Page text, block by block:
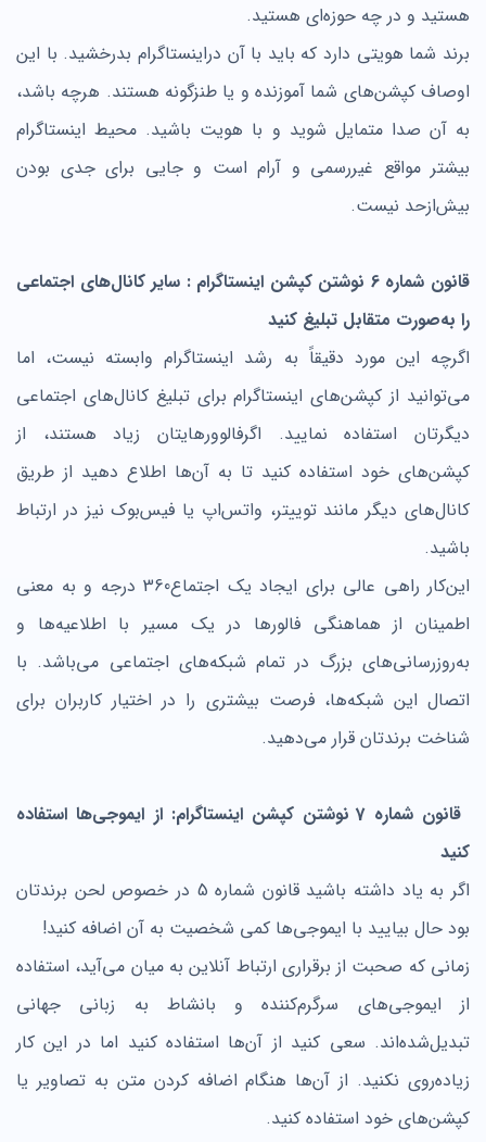
هستید و در چه حوزه‌ای هستید.
برند شما هویتی دارد که باید با آن دراینستاگرام بدرخشید. با این
اوصاف کپشن‌های شما آموزنده و یا طنزگونه هستند. هرچه باشد،
به آن صدا متمایل شوید و با هویت باشید. محیط اینستاگرام
بیشتر مواقع غیررسمی و آرام است و جایی برای جدی بودن
بیش‌ازحد نیست.
قانون شماره 6 نوشتن کپشن اینستاگرام : سایر کانال‌های اجتماعی
را به‌صورت متقابل تبلیغ کنید
اگرچه این مورد دقیقاً به رشد اینستاگرام وابسته نیست، اما
می‌توانید از کپشن‌های اینستاگرام برای تبلیغ کانال‌های اجتماعی
دیگرتان استفاده نمایید. اگرفالوورهایتان زیاد هستند، از
کپشن‌های خود استفاده کنید تا به آن‌ها اطلاع دهید از طریق
کانال‌های دیگر مانند توییتر، واتس‌اپ یا فیس‌بوک نیز در ارتباط
باشید.
این‌کار راهی عالی برای ایجاد یک اجتماع360 درجه و به معنی
اطمینان از هماهنگی فالورها در یک مسیر با اطلاعیه‌ها و
به‌روزرسانی‌های بزرگ در تمام شبکه‌های اجتماعی می‌باشد. با
اتصال این شبکه‌ها، فرصت بیشتری را در اختیار کاربران برای
شناخت برندتان قرار می‌دهید.
قانون شماره 7 نوشتن کپشن اینستاگرام: از ایموجی‌ها استفاده
کنید
اگر به یاد داشته باشید قانون شماره 5 در خصوص لحن برندتان
بود حال بیایید با ایموجی‌ها کمی شخصیت به آن اضافه کنید!
زمانی که صحبت از برقراری ارتباط آنلاین به میان می‌آید، استفاده
از ایموجی‌های سرگرم‌کننده و بانشاط به زبانی جهانی
تبدیل‌شده‌اند. سعی کنید از آن‌ها استفاده کنید اما در این کار
زیاده‌روی نکنید. از آن‌ها هنگام اضافه کردن متن به تصاویر یا
کپشن‌های خود استفاده کنید.